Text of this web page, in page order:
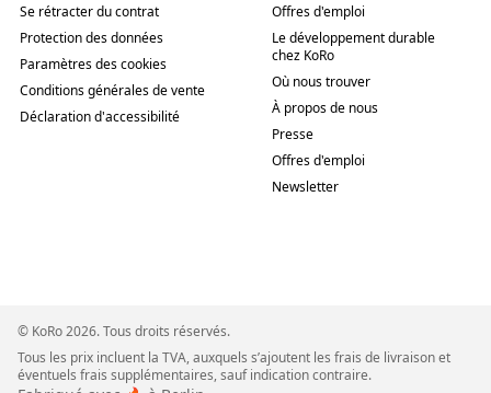
Se rétracter du contrat
Protection des données
Paramètres des cookies
Conditions générales de vente
Déclaration d'accessibilité
Offres d'emploi
Le développement durable
chez KoRo
Où nous trouver
À propos de nous
Presse
Offres d'emploi
Newsletter
© KoRo 2026. Tous droits réservés.
Tous les prix incluent la TVA, auxquels s’ajoutent les frais de livraison et
éventuels frais supplémentaires, sauf indication contraire.